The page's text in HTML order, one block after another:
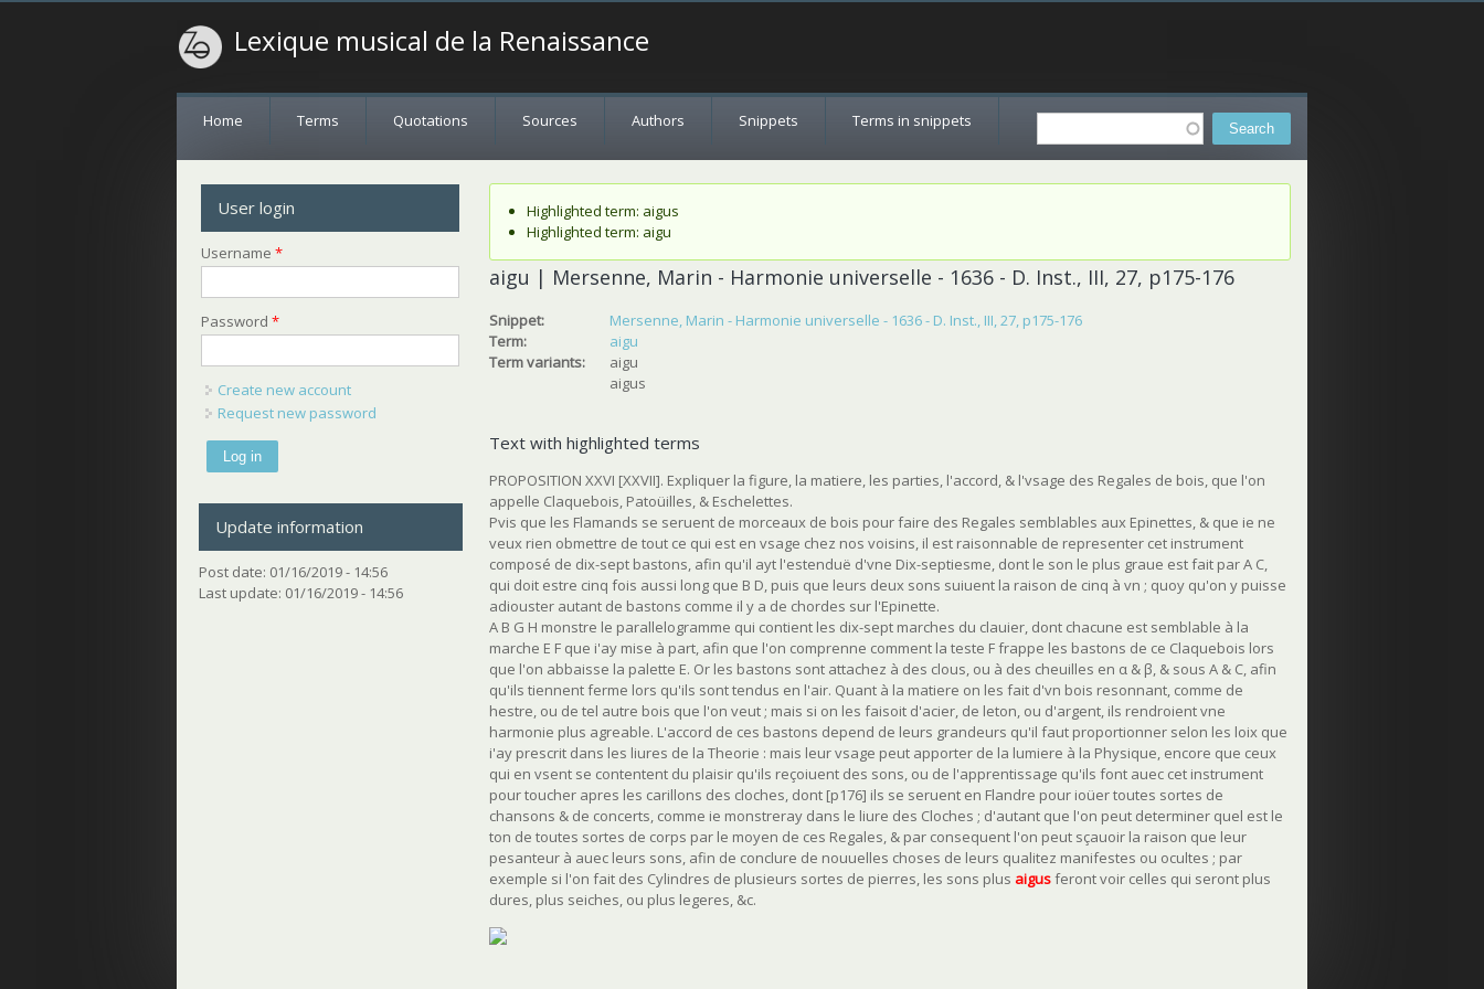
Lexique musical de la Renaissance
Search
Home Terms Quotations Sources Authors Snippets Terms in snippets
Status message
Highlighted term: aigus
Highlighted term: aigu
aigu | Mersenne, Marin - Harmonie universelle - 1636 - D. Inst., III, 27, p175-176
Snippet:
Mersenne, Marin - Harmonie universelle - 1636 - D. Inst., III, 27, p175-176
Term:
aigu
Term variants:
aigu
aigus
Text with highlighted terms
PROPOSITION XXVI [XXVII]. Expliquer la figure, la matiere, les parties, l'accord, & l'vsage des Regales de bois, que l'on
appelle Claquebois, Patoüilles, & Eschelettes.
Pvis que les Flamands se seruent de morceaux de bois pour faire des Regales semblables aux Epinettes, & que ie ne
veux rien obmettre de tout ce qui est en vsage chez nos voisins, il est raisonnable de representer cet instrument
composé de dix-sept bastons, afin qu'il ayt l'estenduë d'vne Dix-septiesme, dont le son le plus graue est fait par A C,
qui doit estre cinq fois aussi long que B D, puis que leurs deux sons suiuent la raison de cinq à vn ; quoy qu'on y puisse
adiouster autant de bastons comme il y a de chordes sur l'Epinette.
A B G H monstre le parallelogramme qui contient les dix-sept marches du clauier, dont chacune est semblable à la
marche E F que i'ay mise à part, afin que l'on comprenne comment la teste F frappe les bastons de ce Claquebois lors
que l'on abbaisse la palette E. Or les bastons sont attachez à des clous, ou à des cheuilles en α & β, & sous A & C, afin
qu'ils tiennent ferme lors qu'ils sont tendus en l'air. Quant à la matiere on les fait d'vn bois resonnant, comme de
hestre, ou de tel autre bois que l'on veut ; mais si on les faisoit d'acier, de leton, ou d'argent, ils rendroient vne
harmonie plus agreable. L'accord de ces bastons depend de leurs grandeurs qu'il faut proportionner selon les loix que
i'ay prescrit dans les liures de la Theorie : mais leur vsage peut apporter de la lumiere à la Physique, encore que ceux
qui en vsent se contentent du plaisir qu'ils reçoiuent des sons, ou de l'apprentissage qu'ils font auec cet instrument
pour toucher apres les carillons des cloches, dont [p176] ils se seruent en Flandre pour ioüer toutes sortes de
chansons & de concerts, comme ie monstreray dans le liure des Cloches ; d'autant que l'on peut determiner quel est le
ton de toutes sortes de corps par le moyen de ces Regales, & par consequent l'on peut sçauoir la raison que leur
pesanteur à auec leurs sons, afin de conclure de nouuelles choses de leurs qualitez manifestes ou ocultes ; par
exemple si l'on fait des Cylindres de plusieurs sortes de pierres, les sons plus aigusferont voir celles qui seront plus
dures, plus seiches, ou plus legeres, &c.
User login
Username*
Password*
Create new account
Request new password
Update information
Post date: 01/16/2019 - 14:56
Last update: 01/16/2019 - 14:56